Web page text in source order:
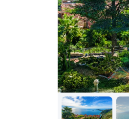
Reisen
Letzte
Reisen
Letzte